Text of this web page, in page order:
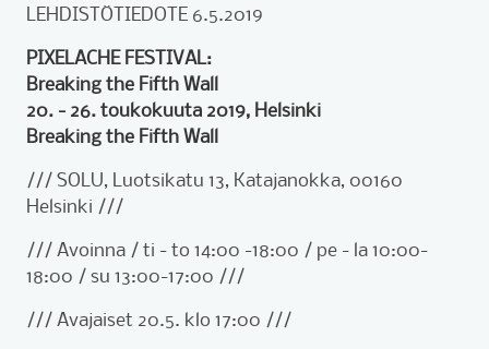
LEHDISTÖTIEDOTE 6.5.2019
PIXELACHE FESTIVAL:
Breaking the Fifth Wall
20. - 26. toukokuuta 2019, Helsinki
Breaking the Fifth Wall
/// SOLU, Luotsikatu 13, Katajanokka, 00160
Helsinki ///
/// Avoinna / ti - to 14:00 -18:00 / pe - la 10:00-
18:00 / su 13:00-17:00 ///
/// Avajaiset 20.5. klo 17:00 ///